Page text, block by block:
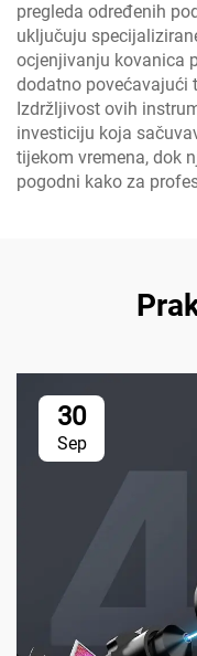
pregleda određenih
uključuju
ocjenjivanju kovanica
dodatno povećavajući
Izdržljivost ovih
investiciju koja
tijekom vremena, dok
pogodni kako za
30
Sep